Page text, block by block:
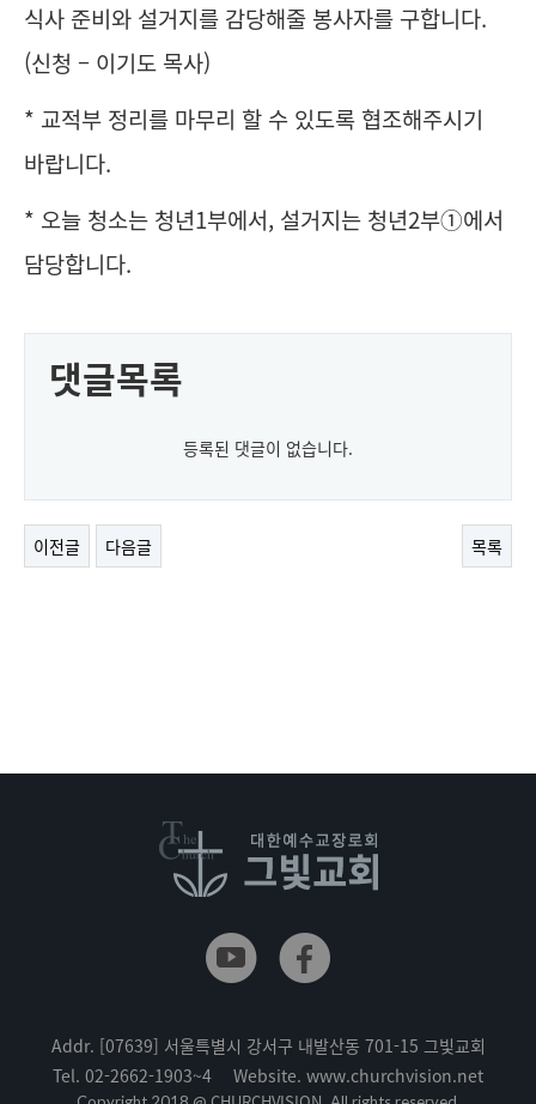
식사 준비와 설거지를 감당해줄 봉사자를 구합니다.
(신청 – 이기도 목사)
* 교적부 정리를 마무리 할 수 있도록 협조해주시기
바랍니다.
* 오늘 청소는 청년1부에서, 설거지는 청년2부①에서
담당합니다.
댓글목록
등록된 댓글이 없습니다.
이전글 다음글 목록
Addr. [07639] 서울특별시 강서구 내발산동 701-15 그빛교회
Tel. 02-2662-1903~4 Website. www.churchvision.net